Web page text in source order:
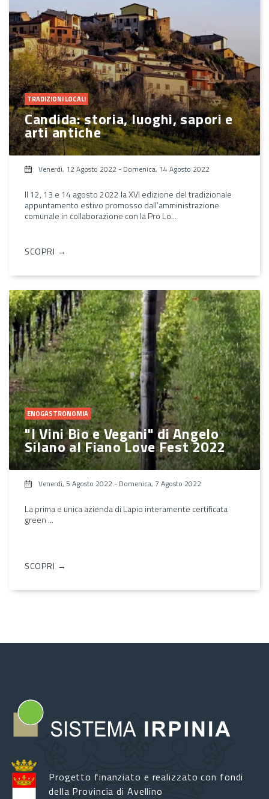
TRADIZIONI LOCALI
Candida: storia, luoghi, sapori e
arti antiche
Venerdì, 12 Agosto 2022 - Domenica, 14 Agosto 2022
Il 12, 13 e 14 agosto 2022 la XVI edizione del tradizionale
appuntamento estivo promosso dall’amministrazione
comunale in collaborazione con la Pro Lo...
SCOPRI →
ENOGASTRONOMIA
"I Vini Bio e Vegani" di Angelo
Silano al Fiano Love Fest 2022
Venerdì, 5 Agosto 2022 - Domenica, 7 Agosto 2022
La prima e unica azienda di Lapio interamente certificata
green ...
SCOPRI →
Progetto finanziato e realizzato con fondi
della Provincia di Avellino